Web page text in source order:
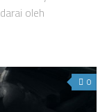
oleh
0